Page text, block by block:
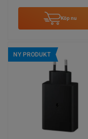
Köp nu
NY PRODUKT